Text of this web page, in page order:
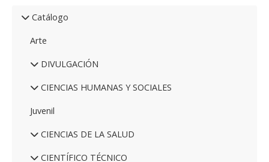
Catálogo
Arte
DIVULGACIÓN
CIENCIAS HUMANAS Y SOCIALES
Juvenil
CIENCIAS DE LA SALUD
CIENTÍFICO TÉCNICO